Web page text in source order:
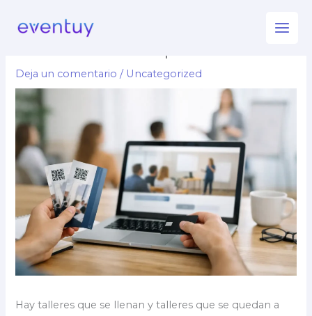
Cómo vender boletos para
Deja un comentario / Uncategorized
Hay talleres que se llenan y talleres que se quedan a